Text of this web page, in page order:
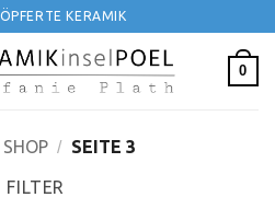
KERAMIK
0
SHOP / SEITE 3
FILTER